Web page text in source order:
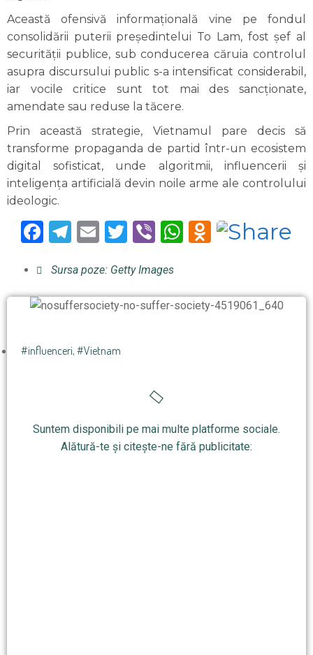
Această ofensivă informațională vine pe fondul
consolidării puterii președintelui To Lam, fost șef al
securității publice, sub conducerea căruia controlul
asupra discursului public s-a intensificat considerabil,
iar vocile critice sunt tot mai des sancționate,
amendate sau reduse la tăcere.
Prin această strategie, Vietnamul pare decis să
transforme propaganda de partid într-un ecosistem
digital sofisticat, unde algoritmii, influencerii și
inteligența artificială devin noile arme ale controlului
ideologic.
Facebook
Telegram
EmailTwitter
ViberWhatsApp
Sursa poze: Getty Images
#influenceri, #Vietnam
Suntem disponibili pe mai multe platforme sociale.
Alătură-te și citește-ne fără publicitate: